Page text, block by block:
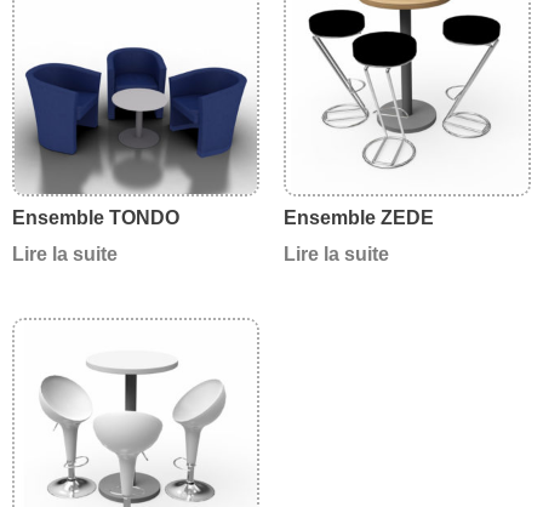
Ensemble TONDO
Lire la suite
Ensemble ZEDE
Lire la suite